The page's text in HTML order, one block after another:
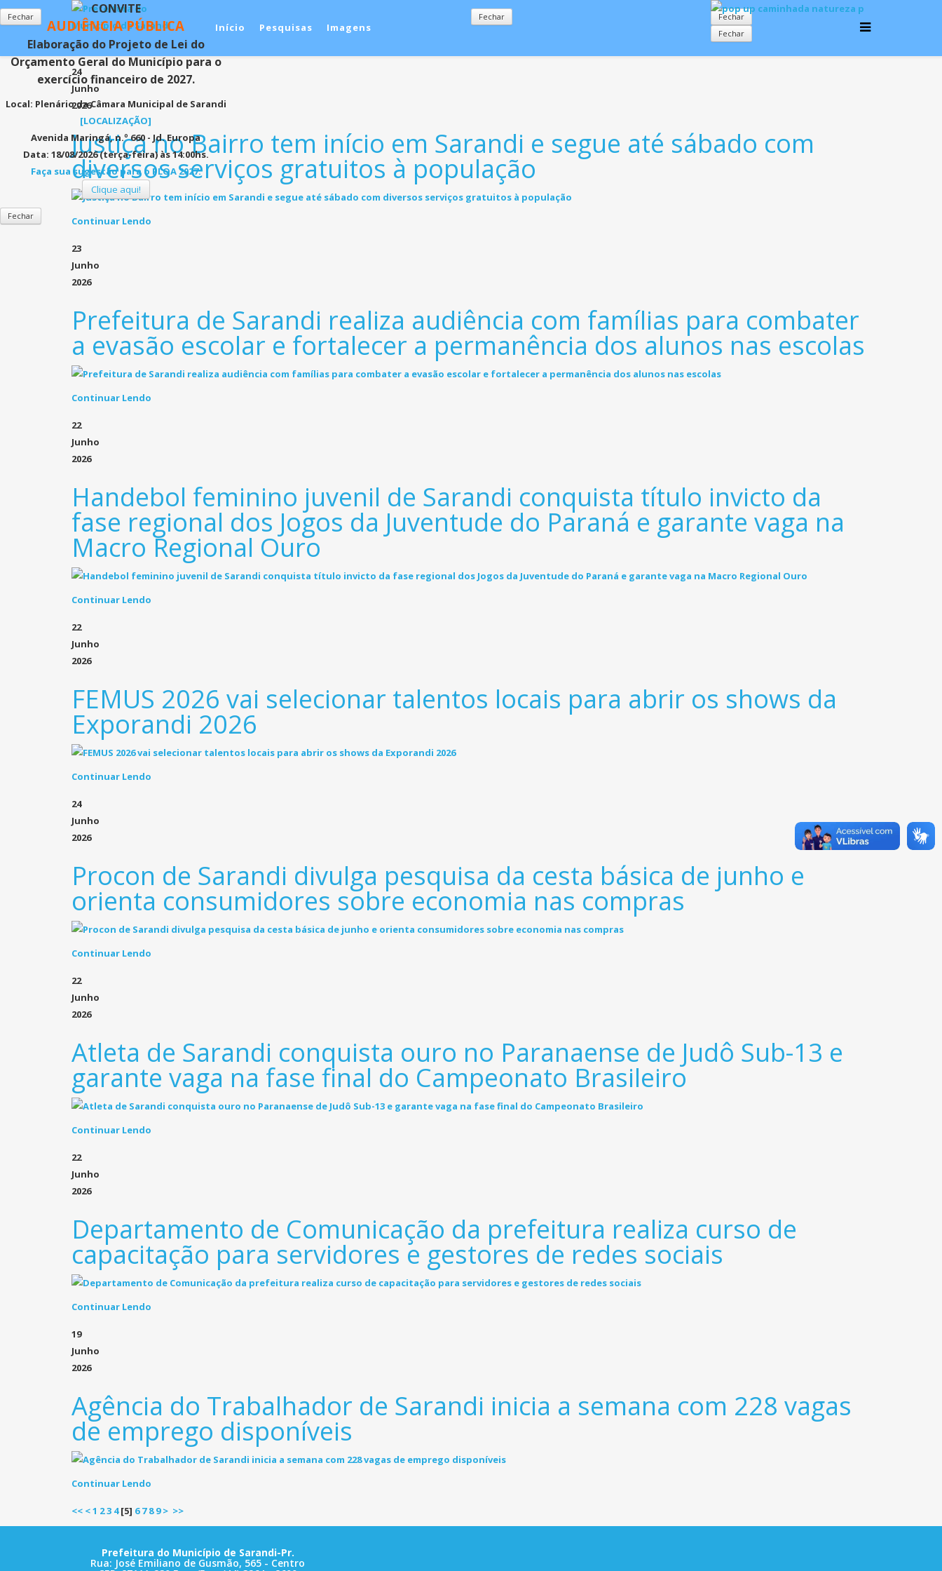
Início Pesquisas Imagens
24
Junho
2026
Justiça no Bairro tem início em Sarandi e segue até sábado com
diversos serviços gratuitos à população
Continuar Lendo
23
Junho
2026
Prefeitura de Sarandi realiza audiência com famílias para combater
a evasão escolar e fortalecer a permanência dos alunos nas escolas
Continuar Lendo
22
Junho
2026
Handebol feminino juvenil de Sarandi conquista título invicto da
fase regional dos Jogos da Juventude do Paraná e garante vaga na
Macro Regional Ouro
Continuar Lendo
22
Junho
2026
FEMUS 2026 vai selecionar talentos locais para abrir os shows da
Exporandi 2026
Continuar Lendo
24
Junho
2026
Procon de Sarandi divulga pesquisa da cesta básica de junho e
orienta consumidores sobre economia nas compras
Continuar Lendo
22
Junho
2026
Atleta de Sarandi conquista ouro no Paranaense de Judô Sub-13 e
garante vaga na fase final do Campeonato Brasileiro
Continuar Lendo
22
Junho
2026
Departamento de Comunicação da prefeitura realiza curso de
capacitação para servidores e gestores de redes sociais
Continuar Lendo
19
Junho
2026
Agência do Trabalhador de Sarandi inicia a semana com 228 vagas
de emprego disponíveis
Continuar Lendo
<< <1 23 4[5] 6 7 8 9 > >>
Prefeitura do Município de Sarandi-Pr.
Rua: José Emiliano de Gusmão, 565 - Centro
Fechar
CONVITE
AUDIÊNCIA PÚBLICA
Elaboração do Projeto de Lei do
Orçamento Geral do Município para o
exercício financeiro de 2027.
Local: Plenário da Câmara Municipal de Sarandi
[LOCALIZAÇÃO]
Avenida Maringá, n.º 660 - Jd. Europa
Data: 18/08/2026 (terça-feira) às 14:00hs.
Faça sua sugestão para o PLOA 2027.
Clique aqui!
Fechar
Fechar
Fechar
Fechar